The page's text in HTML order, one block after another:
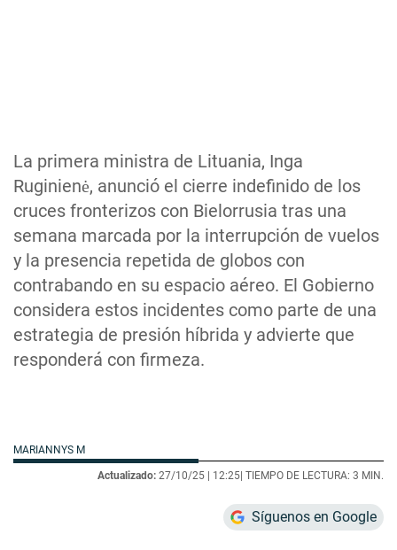
La primera ministra de Lituania, Inga
Ruginienė, anunció el cierre indefinido de los
cruces fronterizos con Bielorrusia tras una
semana marcada por la interrupción de vuelos
y la presencia repetida de globos con
contrabando en su espacio aéreo. El Gobierno
considera estos incidentes como parte de una
estrategia de presión híbrida y advierte que
responderá con firmeza.
MARIANNYS M
Actualizado: 27/10/25 | 12:25 | TIEMPO DE LECTURA: 3 MIN.
Síguenos en Google